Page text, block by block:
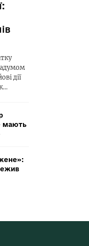
дії
мають